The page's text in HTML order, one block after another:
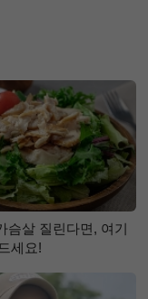
슴살 질린다면, 여기
세요!